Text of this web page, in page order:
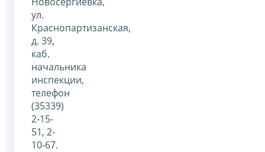
ул.
Краснопартизанская,
д. 39,
каб.
начальника
инспекции,
телефон
(35339)
2-15-
51, 2-
10-67.